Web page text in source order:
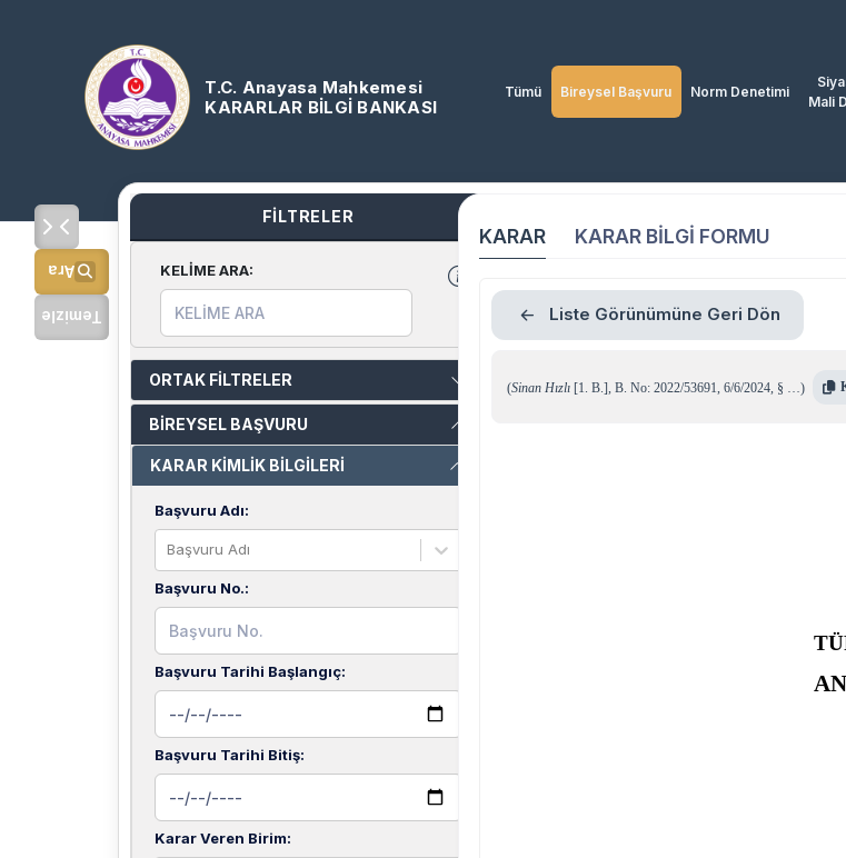
T.C. Anayasa Mahkemesi
KARARLAR BİLGİ BANKASI
Tümü Bireysel Başvuru Norm Denetimi
Mali
Ara
Temizle
FİLTRELER
KELİME ARA:
ORTAK FİLTRELER
BİREYSEL BAŞVURU
KARAR KİMLİK BİLGİLERİ
Başvuru Adı:
Başvuru Adı
Başvuru No.:
Başvuru Tarihi Başlangıç:
Başvuru Tarihi Bitiş:
Karar Veren Birim:
KARAR KARAR BİLGİ FORMU
Liste Görünümüne Geri Dön
(Sinan Hızlı [1. B.], B. No: 2022/53691, 6/6/2024, § …)